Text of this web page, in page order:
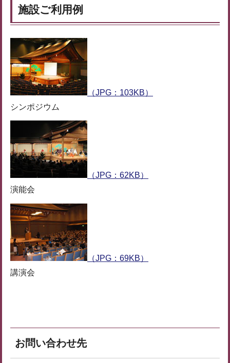
施設ご利用例
（JPG：103KB）
シンポジウム
（JPG：62KB）
演能会
（JPG：69KB）
講演会
お問い合わせ先